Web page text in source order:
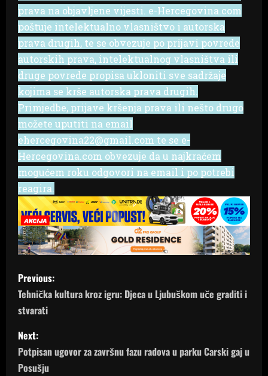
prava na objavljene vijesti. e-Hercegovina.com
poštuje intelektualno vlasništvo i autorska
prava drugih, te se obvezuje po prijavi povrede
autorskih prava, intelektualnog vlasništva ili
druge povrede propisa ukloniti sve sadržaje
kojima se krše autorska prava drugih.
Primjedbe, prijave kršenja prava ili nešto drugo
možete uputiti na email
ehercegovina22@gmail.com te se e-
Hercegovina.com obvezuje da u najkraćem
mogućem roku odgovori na email i po potrebi
reagira.
P
o
s
t
Previous:
Tehnička kultura kroz igru: Djeca u Ljubuškom uče graditi i
stvarati
Next:
Potpisan ugovor za završnu fazu radova u parku Carski gaj u
Posušju